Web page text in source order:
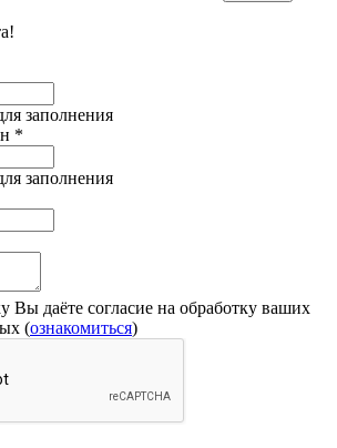
заполнения
*
заполнения
Вы даёте согласие на обработку ваших
(ознакомиться)